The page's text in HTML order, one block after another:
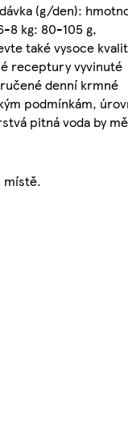
(g/den):
8 kg: 80-105 g,
také vysoce
receptury vyvinuté
denní krmné
podmínkám,
pitná voda by
místě.